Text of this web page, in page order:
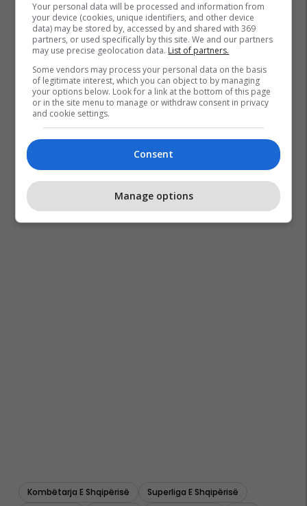
Kombëtarja E Shqipërisë
Superliga E Shqipërisë
Your personal data will be processed and information from
your device (cookies, unique identifiers, and other device
data) may be stored by, accessed by and shared with 369
partners, or used specifically by this site. We and our partners
may use precise geolocation data. List of partners.
Some vendors may process your personal data on the basis
of legitimate interest, which you can object to by managing
your options below. Look for a link at the bottom of this page
or in the site menu to manage or withdraw consent in privacy
and cookie settings.
Consent
Manage options